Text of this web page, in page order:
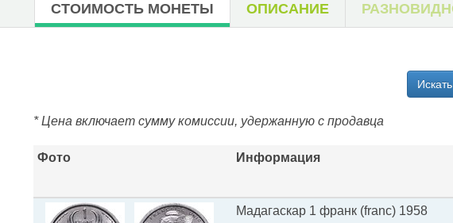
СТОИМОСТЬ МОНЕТЫ ОПИСАНИЕ
* Цена включает сумму комиссии, удержанную с продавца
Фото Информация
Мадагаскар 1 франк (franc) 1958